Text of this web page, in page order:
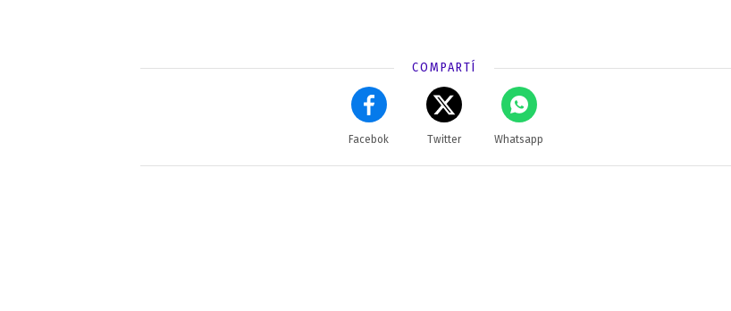
COMPARTÍ
Facebok Twitter Whatsapp